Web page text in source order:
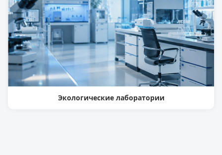
Экологические лаборатории